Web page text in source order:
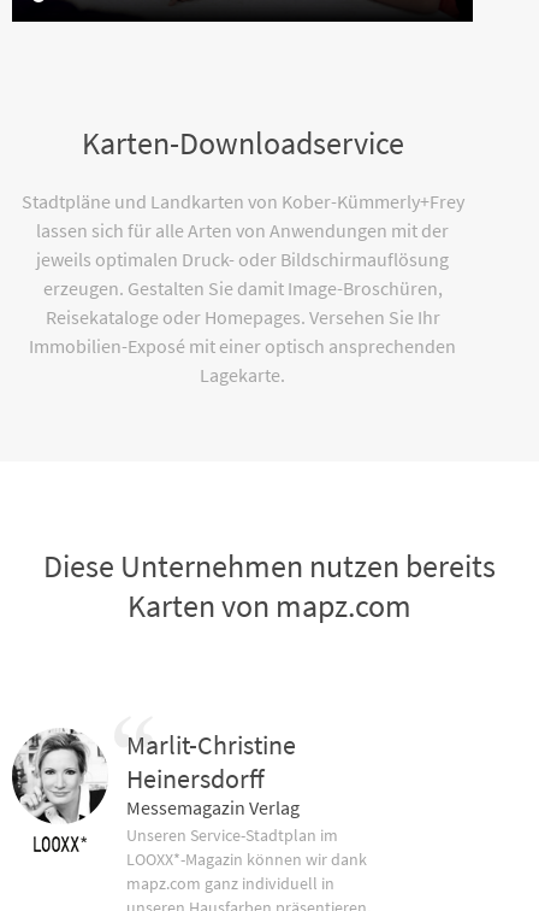
Karten-Downloadservice
Stadtpläne und Landkarten von Kober-Kümmerly+Frey
lassen sich für alle Arten von Anwendungen mit der
jeweils optimalen Druck- oder Bildschirmauflösung
erzeugen. Gestalten Sie damit Image-Broschüren,
Reisekataloge oder Homepages. Versehen Sie Ihr
Immobilien-Exposé mit einer optisch ansprechenden
Lagekarte.
Diese Unternehmen nutzen bereits
Karten von mapz.com
Marlit-Christine
Heinersdorff
Messemagazin Verlag
Unseren Service-Stadtplan im
LOOXX*-Magazin können wir dank
mapz.com ganz individuell in